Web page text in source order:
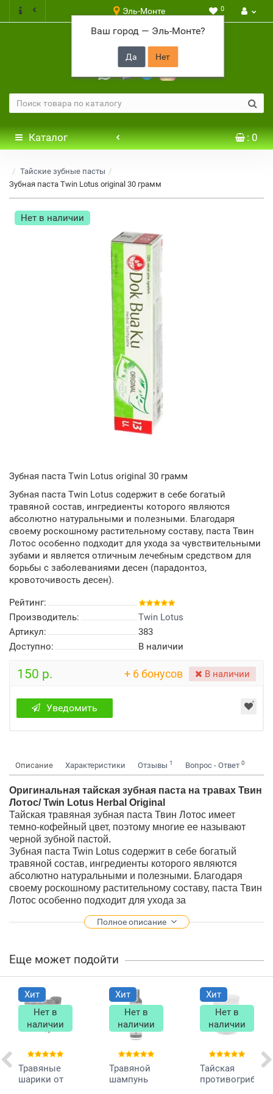
Эль-Монте
Ваш город — Эль-Монте?
0
+7 917 646 65 48
Каталог : 0
Тайские зубные пасты
Зубная паста Twin Lotus original 30 грамм
Нет в наличии
Зубная паста Twin Lotus original 30 грамм
Зубная паста Twin Lotus содержит в себе богатый
травяной состав, ингредиенты которого являются
абсолютно натуральными и полезными. Благодаря
своему роскошному растительному составу, паста Твин
Лотос особенно подходит для ухода за чувствительными
зубами и является отличным лечебным средством для
борьбы с заболеваниями десен (парадонтоз,
кровоточивость десен).
Рейтинг:
Производитель:
Twin Lotus
Артикул:
383
Доступно:
В наличии
150 р. + 6 бонусов В наличии
Уведомить
Описание Характеристики Отзывы 1 Вопрос - Ответ 0
Оригинальная тайская зубная паста на травах Твин
Лотос/ Twin Lotus Herbal Original
Тайская травяная зубная паста Твин Лотос имеет
темно-кофейный цвет, поэтому многие ее называют
черной зубной пастой.
Зубная паста Twin Lotus содержит в себе богатый
травяной состав, ингредиенты которого являются
абсолютно натуральными и полезными. Благодаря
своему роскошному растительному составу, паста Твин
Лотос особенно подходит для ухода за
лечебным средством для борьбы
очищает зубы от зубного камня и даже от старого
долгое время; является незаменимым средством для
профилактики заболеваний пародонта.
Основной состав:
сорбит, карбонат кальция, костная
ткань каракатицы, мисвак, клинакантус нутанс,
метельчатая, стреблюс шершавый, масло мяты
перечной, кристаллический ментол, эвкалиптовое
масло, бензонат натрия.
Полное описание
Еще может подойти
Хит
Нет в
наличии
Травяные
шарики от
Хит
Нет в
наличии
Травяной
шампунь
Хит
Нет в
наличии
Тайская